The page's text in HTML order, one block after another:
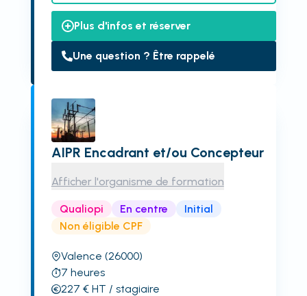
Plus d'infos et réserver
Une question ? Être rappelé
AIPR Encadrant et/ou Concepteur
Afficher l'organisme de formation
Qualiopi En centre
Initial
Non éligible CPF
Valence (26000)
7 heures
227 € HT / stagiaire